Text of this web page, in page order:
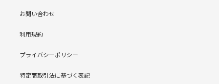
お問い合わせ
利用規約
プライバシーポリシー
特定商取引法に基づく表記